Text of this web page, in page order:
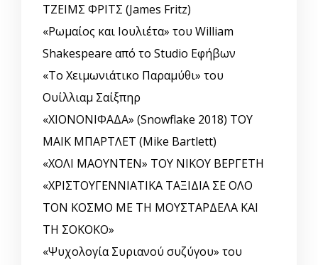
ΤΖΕΙΜΣ ΦΡΙΤΣ (James Fritz)
«Ρωμαίος και Ιουλιέτα» του William
Shakespeare από το Studio Εφήβων
«Το Χειμωνιάτικο Παραμύθι» του
Ουίλλιαμ Σαίξπηρ
«ΧΙΟΝΟΝΙΦΑΔΑ» (Snowflake 2018) ΤΟΥ
ΜΑΙΚ ΜΠΑΡΤΛΕΤ (Mike Bartlett)
«ΧΟΛΙ ΜΑΟΥΝΤΕΝ» ΤΟΥ ΝΙΚΟΥ ΒΕΡΓΕΤΗ
«ΧΡΙΣΤΟΥΓΕΝΝΙΑΤΙΚΑ ΤΑΞΙΔΙΑ ΣΕ ΟΛΟ
ΤΟΝ ΚΟΣΜΟ ΜΕ ΤΗ ΜΟΥΣΤΑΡΔΕΛΑ ΚΑΙ
ΤΗ ΣΟΚΟΚΟ»
«Ψυχολογία Συριανού συζύγου» του